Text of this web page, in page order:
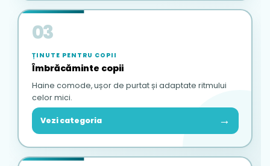
03
ȚINUTE PENTRU COPII
Îmbrăcăminte copii
Haine comode, ușor de purtat și adaptate ritmului
celor mici.
Vezi categoria →